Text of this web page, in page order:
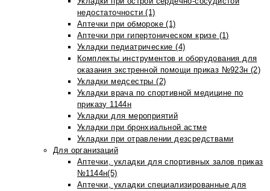
недостаточности (1)
Аптечки при обмороке (1)
Аптечки при гипертоническом кризе (1)
Укладки педиатрические (4)
Комплекты инструментов и оборудования для
оказания экстренной помощи приказ №923н (2)
Укладки медсестры (2)
Укладки врача по спортивной медицине по
приказу 1144н
Укладки для мероприятий
Укладки при бронхиальной астме
Укладки при отравлении дезсредствами
Для организаций
Аптечки, укладки для спортивных залов приказ
№1144н(5)
Аптечки, укладки специализированные для